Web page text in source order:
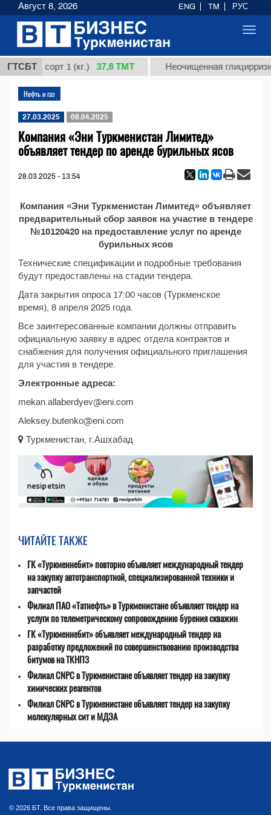
ГТСБТсорт 1 (кг.) 37,8 ТМТ Неочищенная
Нефть и газ
27.03.2025 08.04.2025
Компания «Эни Туркменистан Лимитед»
объявляет тендер по аренде бурильных ясов
28.03.2025 - 13:54
Компания «Эни Туркменистан Лимитед» объявляет
предварительный сбор заявок на участие в тендере
№10120420 на предоставление услуг по аренде
бурильных ясов
Технические спецификации и подробные требования
будут предоставлены на стадии тендера.
Дата закрытия опроса 17:00 часов (Туркменское
время), 8 апреля 2025 года.
Все заинтересованные компании должны отправить
официальную заявку в адрес отдела контрактов и
снабжения для получения официального приглашения
для участия в тендере.
Электронные адреса:
mekan.allaberdyev@eni.com
Aleksey.butenko@eni.com
Туркменистан, г.Ашхабад
ЧИТАЙТЕ ТАКЖЕ
ГК «Туркменнебит» повторно объявляет международный тендер
на закупку автотранспортной, специализированной техники и
запчастей
Филиал ПАО «Татнефть» в Туркменистане объявляет тендер на
услуги по телеметрическому сопровождению бурения скважин
ГК «Туркменнебит» объявляет международный тендер на
разработку предложений по совершенствованию производства
битумов на ТКНПЗ
Филиал CNPC в Туркменистане объявляет тендер на закупку
химических реагентов
Филиал CNPC в Туркменистане объявляет тендер на закупку
молекулярных сит и МДЭА
© 2026 БТ. Все права защищены.
Август 8, 2026 ENG TM РУС